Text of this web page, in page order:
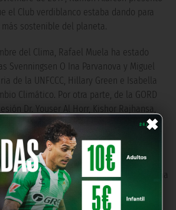
×
el Club verdiblanco estaba dando para
sostenible del planeta.
del Clima, Rafael Muela ha estado
Svenningsen O Ina Parvanova y Miguel
de la UNFCCC, Hillary Green e Isabella
Climático. Por otra parte, de la GORD
Dr. Youser Al Horr, Kishor Rajhansa,
de sostenibilidad que aprovecha
proteger el planeta y ser altavoz de
quieran mostrar al mundo lo que hacen